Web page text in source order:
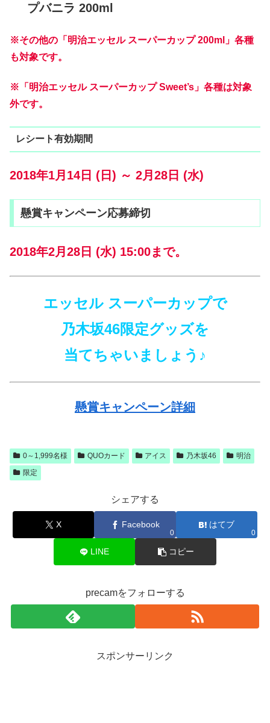
プバニラ 200ml
※その他の「明治エッセル スーパーカップ 200ml」各種
も対象です。
※「明治エッセル スーパーカップ Sweet’s」各種は対象
外です。
レシート有効期間
2018年1月14日 (日) ～ 2月28日 (水)
懸賞キャンペーン応募締切
2018年2月28日 (水) 15:00まで。
エッセル スーパーカップで
乃木坂46限定グッズを
当てちゃいましょう♪
懸賞キャンペーン詳細
0～1,999名様 QUOカード アイス 乃木坂46
明治
限定
シェアする
X Facebook
0
はてブ
0
LINE コピー
precamをフォローする
スポンサーリンク